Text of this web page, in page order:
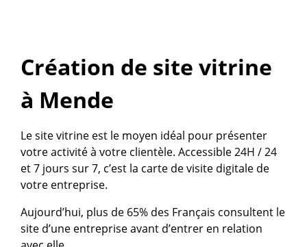
Création de site vitrine
à Mende
Le site vitrine est le moyen idéal pour présenter
votre activité à votre clientèle. Accessible 24H / 24
et 7 jours sur 7, c’est la carte de visite digitale de
votre entreprise.
Aujourd’hui, plus de 65% des Français consultent le
site d’une entreprise avant d’entrer en relation